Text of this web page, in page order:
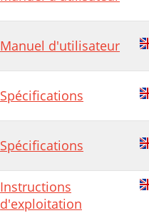
Manuel d'utilisateur
Spécifications
Spécifications
Instructions
d'exploitation